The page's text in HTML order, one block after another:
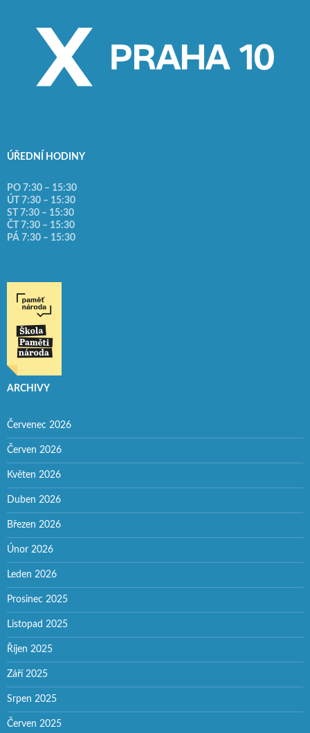
ÚŘEDNÍ HODINY
PO 7:30 – 15:30
ÚT 7:30 – 15:30
ST 7:30 – 15:30
ČT 7:30 – 15:30
PÁ 7:30 – 15:30
ARCHIVY
Červenec 2026
Červen 2026
Květen 2026
Duben 2026
Březen 2026
Únor 2026
Leden 2026
Prosinec 2025
Listopad 2025
Říjen 2025
Září 2025
Srpen 2025
Červen 2025